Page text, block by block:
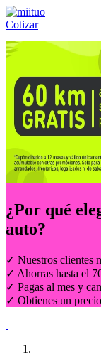
Cotizar
Llámanos al:(55)
¿Por qué
auto?
✓ Nuestros clientes
✓ Ahorras hasta el
✓ Pagas al mes y
✓ Obtienes un